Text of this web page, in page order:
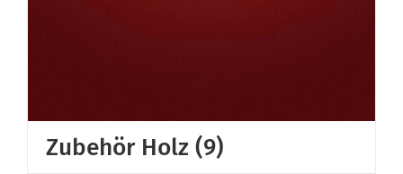
Zubehör Holz (9)